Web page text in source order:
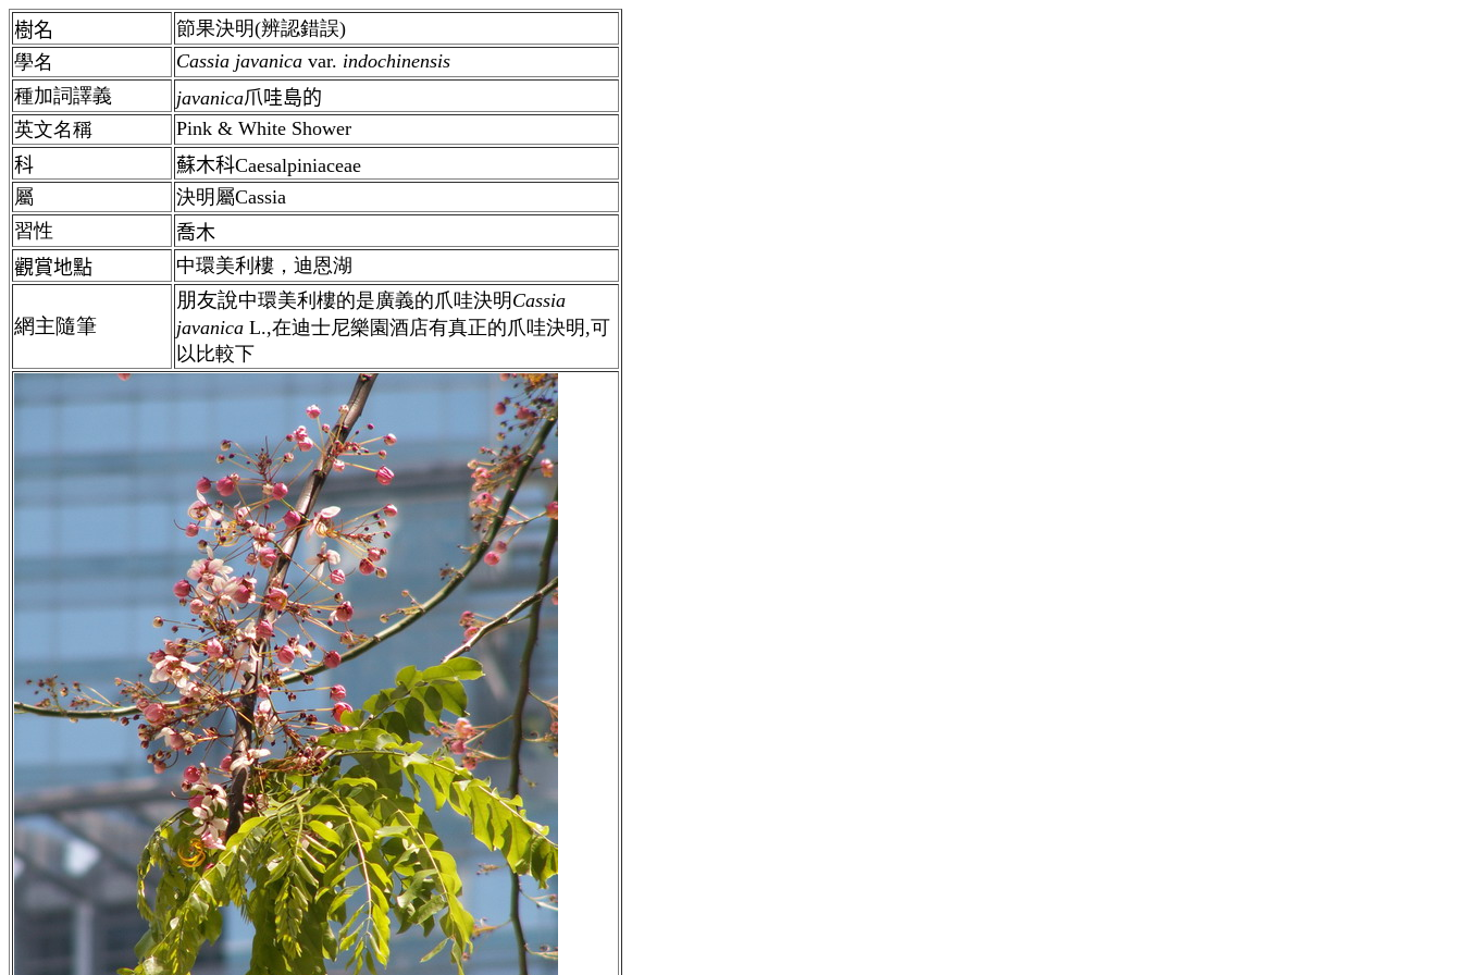
樹名
節果決明(辨認錯誤)
學名
Cassia javanica var. indochinensis
種加詞譯義
javanica爪哇島的
英文名稱
Pink & White Shower
科
蘇木科Caesalpiniaceae
屬
決明屬Cassia
習性
喬木
觀賞地點
中環美利樓，迪恩湖
網主隨筆
朋友說中環美利樓的是廣義的爪哇決明 Cassia
javanica L.,在迪士尼樂園酒店有真正的爪哇決明,可
以比較下